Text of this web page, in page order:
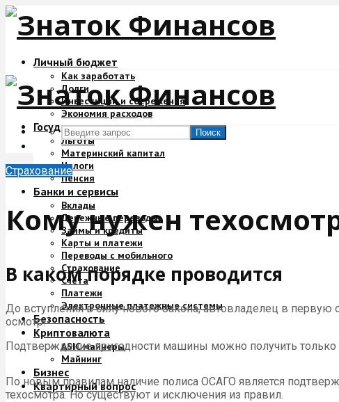
Личный бюджет
Как заработать
Долги
Инвестиции и сбережения
Экономия расходов
Государство и деньги
Льготы
Материнский капитал
Налоги
Пенсия
Банки и сервисы
Вклады
Денежные переводы
Займы и кредиты
Карты и платежи
Переводы с мобильного
Страхование
Счета
Платежи
Электронные платежные системы
Безопасность
Криптовалюта
ASIC майнеры
Майнинг
Бизнес
Квартирный вопрос
Поиск
Страхование
Кому нужен
В каком порядке проводится
До вступления в силу нового Закона, автовладелец в первую
осмотр.
Подтверждение пригодности машины можно получить только
По новым правилам наличие полиса ОСАГО является
техосмотра. Но существуют и исключения из правил.